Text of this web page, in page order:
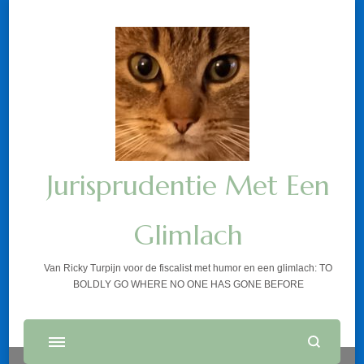
Jurisprudentie Met Een
Glimlach
Van Ricky Turpijn voor de fiscalist met humor en een glimlach: TO
BOLDLY GO WHERE NO ONE HAS GONE BEFORE